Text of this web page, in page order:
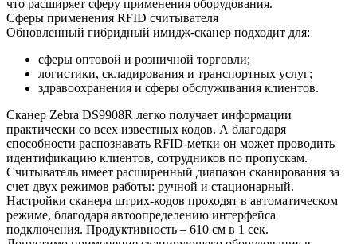
что расширяет сферу применения оборудования.
Сферы применения RFID считывателя
Обновленный гибридный имидж-сканер подходит для:
сферы оптовой и розничной торговли;
логистики, складирования и транспортных услуг;
здравоохранения и сферы обслуживания клиентов.
Сканер Zebra DS9908R легко получает информации
практически со всех известных кодов. А благодаря
способности распознавать RFID-метки он может проводить
идентификацию клиентов, сотрудников по пропускам.
Считыватель имеет расширенный диапазон сканирования за
счет двух режимов работы: ручной и стационарный.
Настройки сканера штрих-кодов проходят в автоматическом
режиме, благодаря автоопределению интерфейса
подключения. Продуктивность – 610 см в 1 сек.